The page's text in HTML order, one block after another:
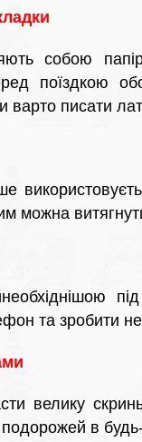
собою
поїздкою
варто писати
можна
та зробити
велику
подорожей в